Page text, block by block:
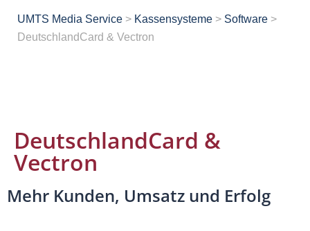
UMTS Media Service > Kassensysteme > Software >
DeutschlandCard & Vectron
DeutschlandCard &
Vectron
Mehr Kunden, Umsatz und Erfolg